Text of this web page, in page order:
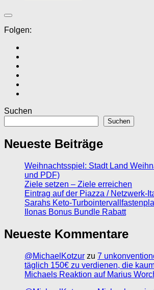
Folgen:
Suchen
Suchen
Neueste Beiträge
Weihnachtsspiel: Stadt Land
und PDF)
Ziele setzen – Ziele erreichen
Eintrag auf der Piazza / Netzwerk-
Sarahs Keto-
Ilonas Bonus Bundle Rabatt
Neueste Kommentare
@MichaelKotzur zu 7
täglich 150€ zu verdienen, die
Michaels Reaktion auf Marius